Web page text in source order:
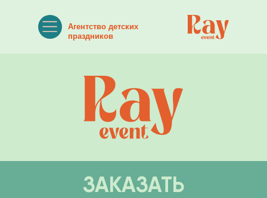
Агентство детских
праздников
ЗАКАЗАТЬ